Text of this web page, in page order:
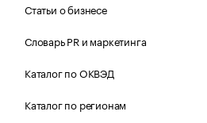
Статьи о бизнесе
Словарь PR и маркетинга
Каталог по ОКВЭД
Каталог по регионам